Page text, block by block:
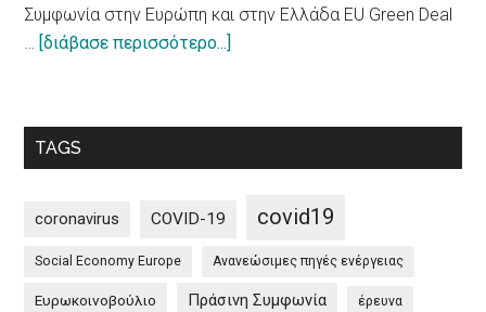
principles
on
sustainable
tourism
Συμφωνία στην Ευρώπη και στην Ελλάδα EU Green Deal
… [διάβασε περισσότερο...]
από
εκδήλωση
Συμφωνία
στην
TAGS
coronavirus COVID-19 covid19
Social Economy Europe Ανανεώσιμες πηγές ενέργειας
Ευρωκοινοβούλιο Πράσινη Συμφωνία έρευνα